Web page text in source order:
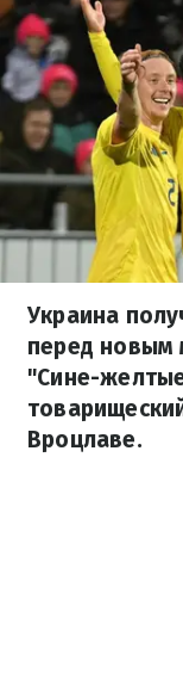
Украина
перед новым
"Сине-
Вроцлаве.